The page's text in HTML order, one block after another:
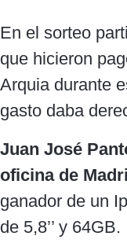
En el sorteo
que hicieron
Arquia durante
gasto daba
Juan José
oficina de
ganador de un
de 5,8’’ y